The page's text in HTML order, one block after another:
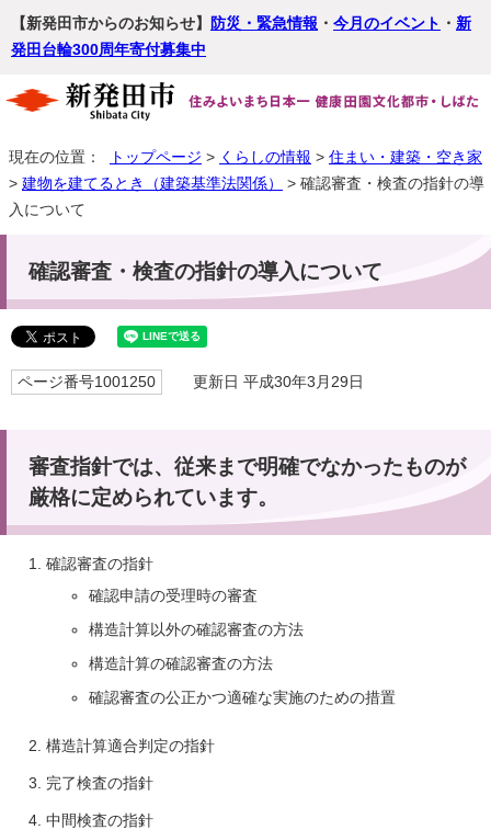
【新発田市からのお知らせ】 防災・緊急情報 ・ 今月のイベント ・ 新
発田台輪300周年寄付募集中
現在の位置： トップページ > くらしの情報 > 住まい・建築・空き家
> 建物を建てるとき（建築基準法関係）
> 確認審査・検査の指針の導
入について
確認審査・検査の指針の導入について
ページ番号1001250 更新日 平成30年3月29日
審査指針では、従来まで明確でなかったものが
厳格に定められています。
確認審査の指針
確認申請の受理時の審査
構造計算以外の確認審査の方法
構造計算の確認審査の方法
確認審査の公正かつ適確な実施のための措置
構造計算適合判定の指針
完了検査の指針
中間検査の指針